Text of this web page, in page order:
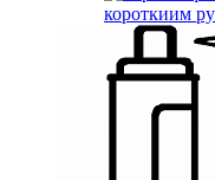
короткиим